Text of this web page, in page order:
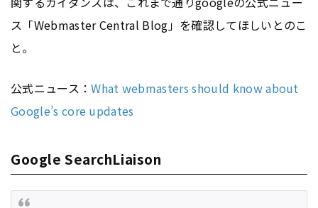
ス「Webmaster Central Blog」を確認してほしいとのこ
と。
公式ニュース：What webmasters should know about
Google’s core updates
Google SearchLiaison